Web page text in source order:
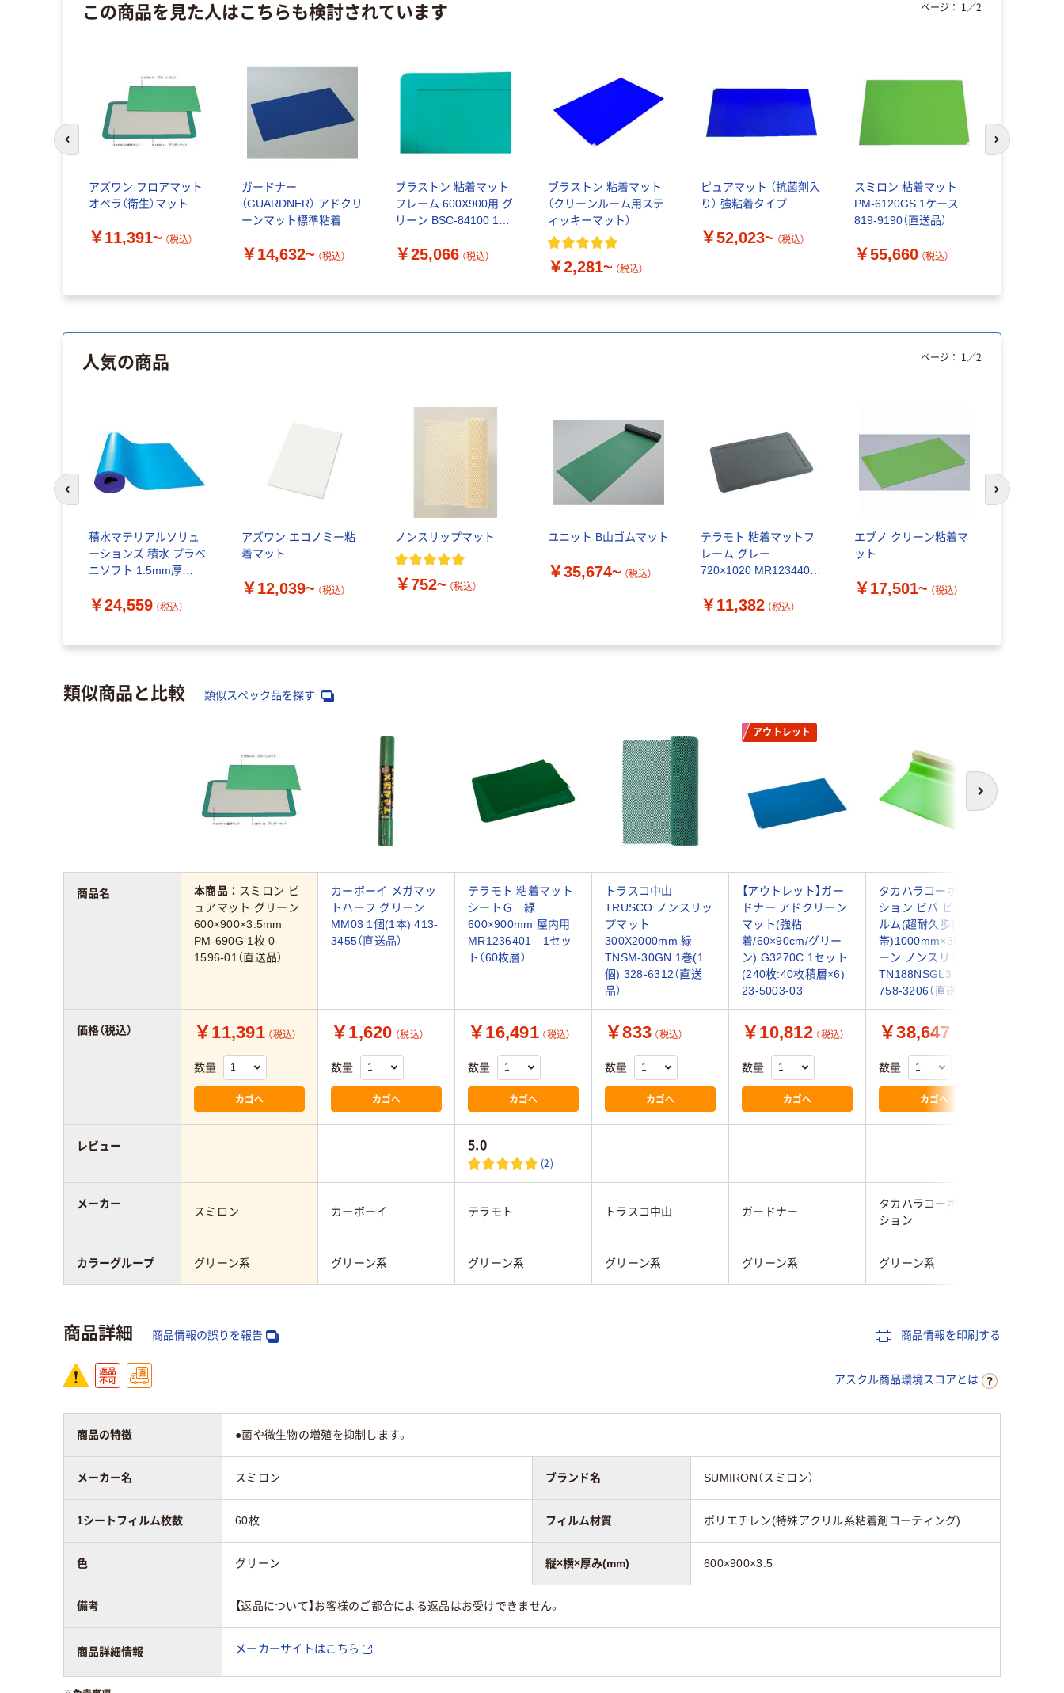
この商品を見た人はこちらも検討されています
アズワン フロアマット
オペラ（衛生）マット
￥11,391~ （税込）
ガードナー
（GUARDNER） アドクリ
ーンマット標準粘着
￥14,632~ （税込）
ブラストン 粘着マット
フレーム 600X900用 グ
リーン BSC-84100 1枚
￥25,066 （税込）
ブラストン 粘着マット
（クリーンルーム用ステ
ィッキーマット）
￥2,281~ （税込）
ピュアマット （抗菌剤入
り） 強粘着タイプ
￥52,023~ （税込）
スミロン 粘着マット
PM-6120GS 1ケース
819-9190（直送品）
￥55,660 （税込）
ページ： 1 ／2
前のスライドへ 次のスライド
人気の商品
積水マテリアルソリュ
ーションズ 積水 プラベ
ニソフト 1.5mm厚
6035（直送品）
￥24,559 （税込）
アズワン エコノミー粘
着マット
￥12,039~ （税込）
ノンスリップマット
￥752~ （税込）
ユニット B山ゴムマット
￥35,674~ （税込）
テラモト 粘着マットフ
レーム グレー
720×1020 MR1234405
￥11,382 （税込）
エブノ クリーン粘着マ
ット
￥17,501~ （税込）
ページ： 1 ／2
前のスライドへ 次のスライド
類似商品と比較 類似スペック品を探す
次へ
アウトレット
本商品： スミロン ピ
ュアマット グリーン
600×900×3.5mm
PM-690G 1枚 0-
1596-01（直送品）
カーボーイ メガマッ
トハーフ グリーン
MM03 1個(1本) 413-
3455（直送品）
テラモト 粘着マット
シートＧ 緑
600×900mm 屋内用
MR1236401 1セッ
ト（60枚層）
トラスコ中山
TRUSCO ノンスリッ
プマット
300X2000mm 緑
TNSM-30GN 1巻(1
個) 328-6312（直送
品）
【アウトレット】ガー
ドナー アドクリーン
マット(強粘
着/60×90cm/グリー
ン) G3270C 1セット
(240枚:40枚積層×6)
23-5003-03
タカハラコーポレー
ション ビバ ビバフィ
ルム(超耐久歩行
帯)1000mm×3m グリ
ーン ノンスリップ
TN188NSGL3 1巻
758-3206（直送品）
￥11,391 （税込）
数量
カゴへ
￥1,620 （税込）
数量
カゴへ
￥16,491 （税込）
数量
カゴへ
￥833 （税込）
数量
カゴへ
￥10,812 （税込）
数量
カゴへ
￥38,647
数量
カゴへ
5.0
(2)
スミロン カーボーイ テラモト トラスコ中山 ガードナー
タカハラコーポレー
ション
グリーン系 グリーン系 グリーン系 グリーン系 グリーン系 グリーン系
商品名
価格（税込）
レビュー
メーカー
カラーグループ
商品詳細 商品情報の誤りを報告 商品情報を印刷する
アスクル商品環境スコアとは
商品の特徴 ●菌や微生物の増殖を抑制します。
メーカー名 スミロン ブランド名 SUMIRON（スミロン）
1シートフィルム枚数 60枚 フィルム材質 ポリエチレン(特殊アクリル系粘着剤コーティング)
色 グリーン 縦×横×厚み(mm) 600×900×3.5
備考 【返品について】お客様のご都合による返品はお受けできません。
商品詳細情報 メーカーサイトはこちら